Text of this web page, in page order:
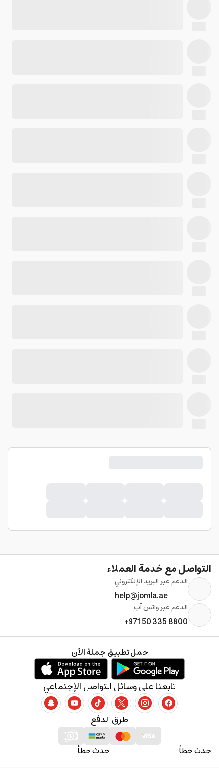
التواصل مع خدمة العملاء
الدعم عبر البريد الإلكتروني
help@jomla.ae
الدعم عبر واتس آب
+971 50 335 8800
حدث خطأ حدث خطأ
طرق الدفع
تابعنا على وسائل التواصل الإجتماعي
حمل تطبيق جملة الآن